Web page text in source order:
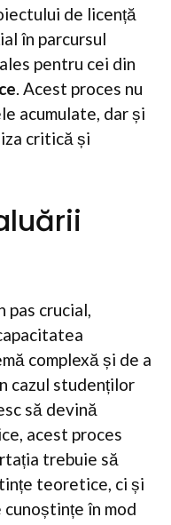
de licență
în parcursul
pentru cei din
. Acest proces nu
acumulate, dar și
critică și
crucial,
complexă și de a
cazul studenților
să devină
acest proces
trebuie să
teoretice, ci și
în mod